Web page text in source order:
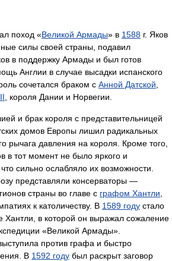
поход «Великой Армады» в 1588 г. Яков
силы своей страны, подавил
в поддержку Армады и был готов
Англии в случае высадки испанского
сочетался браком с Анной Датской
, короля Дании и Норвегии.
и брак короля с представительницей
домов Европы лишил радикальных
рычага давления на короля. Кроме того,
в тот момент не было яркого и
сильно ослабляло их возможности.
представляли консерваторы —
страны во главе с графом Хантли
к католичеству. В 1589 году стало
Хантли, в которой он выражал сожаление
«Великой Армады».
против графа и быстро
В 1592 году был раскрыт заговор